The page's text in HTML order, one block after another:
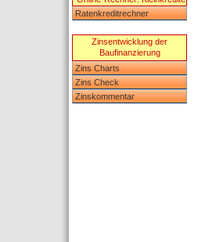
Ratenkreditrechner
Zinsentwicklung der
Baufinanzierung
Zins Charts
Zins Check
Zinskommentar